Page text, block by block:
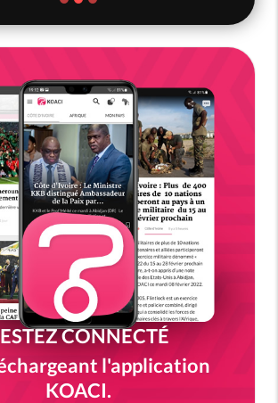
CONNECTÉ
l'application
KOACI.